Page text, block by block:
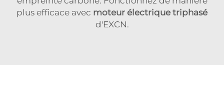
plus efficace avec moteur électrique triphasé
d'EXCN.